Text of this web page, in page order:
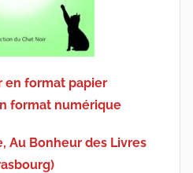
en format papier
format numérique
Au Bonheur des Livres